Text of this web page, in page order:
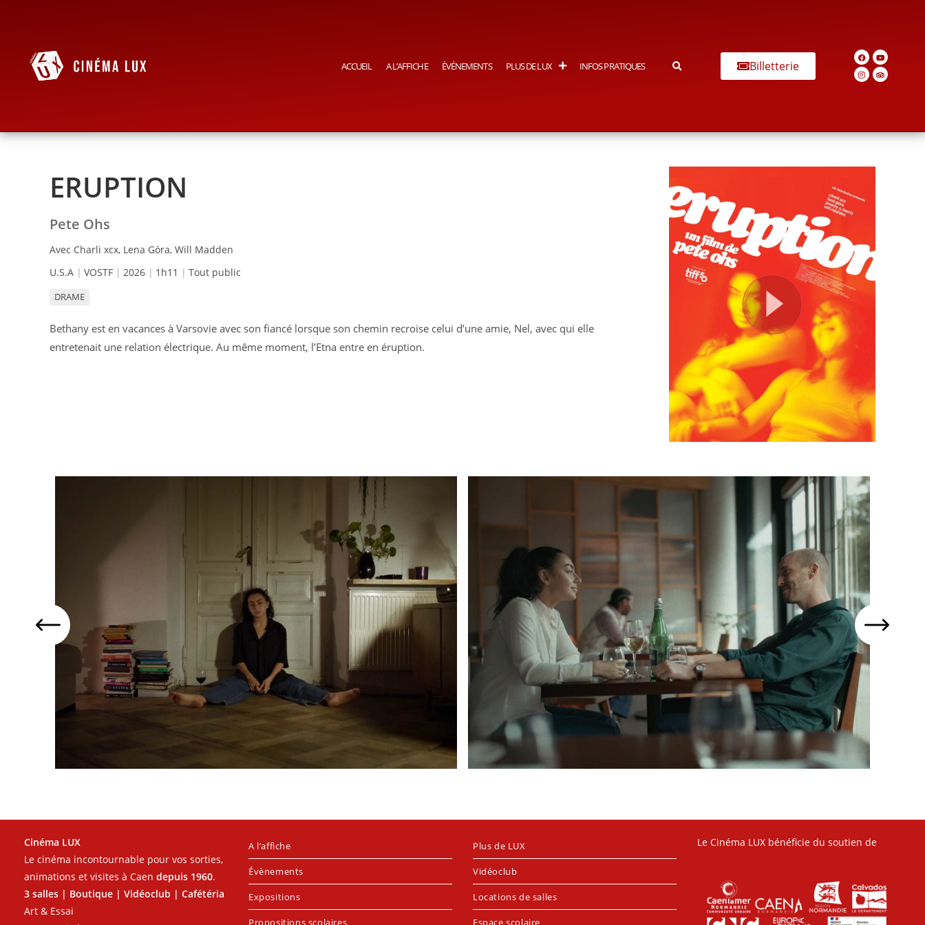
ACCUEIL A L’AFFICHE ÉVÉNEMENTS PLUS DE LUX INFOS PRATIQUES Billetterie
ERUPTION
Pete Ohs
Avec Charli xcx, Lena Góra, Will Madden
U.S.A
VOSTF 2026 1h11 Tout public
DRAME
Bethany est en vacances à Varsovie avec son fiancé lorsque son chemin recroise celui d’une amie, Nel, avec qui elle
entretenait une relation électrique. Au même moment, l’Etna entre en éruption.
Cinéma LUX
Le cinéma incontournable pour vos sorties,
animations et visites à Caen depuis 1960.
3 salles | Boutique | Vidéoclub | Cafétéria
Art & Essai
A l’affiche
Évènements
Expositions
Propositions scolaires
Plus de LUX
Vidéoclub
Locations de salles
Espace scolaire
Le Cinéma LUX bénéficie du soutien de